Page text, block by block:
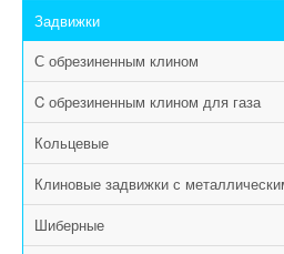
Задвижки
С обрезиненным клином
C обрезиненным клином для газа
Кольцевые
Клиновые задвижки с
Шиберные